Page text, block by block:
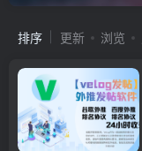
排序 更新 浏览